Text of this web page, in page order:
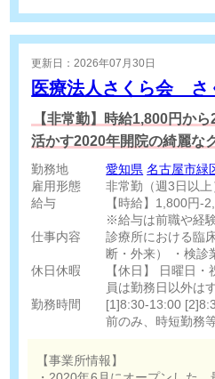
更新日：2026年07月30日
医療法人さくら会 さ
【非常勤】時給1,800円か
活かす2020年開院の綺麗な
勤務地 愛知県 名古屋市緑
雇用形態
非常勤（週3日以上
給与
【時給】1,800円-
※給与は前職や経
遇
※土曜勤務可能な
※繁忙期に勤務を
仕事内容
診療所における臨
断・外来） ・検診
心電図) ・診療検
コー、乳腺エコー
ー） ・採血 ・眼
る事務作業も行っ
休日休暇
【休日】 日曜日
員は勤務日以外は
年末年始休暇 ゴー
暇 有給休暇（法定
勤務時間
[1]8:30-13:00
前のみ、時短勤務
を増やしていただ
【事業所情報】